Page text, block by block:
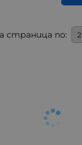
страница по: